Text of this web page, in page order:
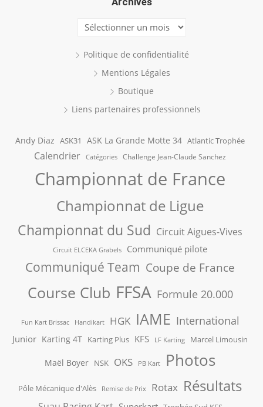
Archives
Politique de confidentialité
Mentions Légales
Boutique
Liens partenaires professionnels
Andy Diaz ASK31 ASK La Grande Motte 34 Atlantic Trophée
Calendrier Catégories Challenge Jean-Claude Sanchez
Championnat de France
Championnat de Ligue
Championnat du Sud Circuit Aigues-Vives
Circuit ELCEKA Grabels Communiqué pilote
Communiqué Team Coupe de France
Course Club FFSA Formule 20.000
Fun Kart Brissac Handikart HGK IAME International
Junior Karting 4T Karting Plus KFS LF Karting Marcel Limousin
Maël Boyer NSK OKS PB Kart Photos
Pôle Mécanique d'Alès Remise de Prix Rotax Résultats